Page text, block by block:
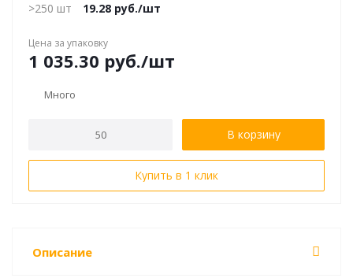
>250 шт
19.28 руб./шт
Цена за упаковку
1 035.30 руб./шт
Много
В корзину
Купить в 1 клик
Описание